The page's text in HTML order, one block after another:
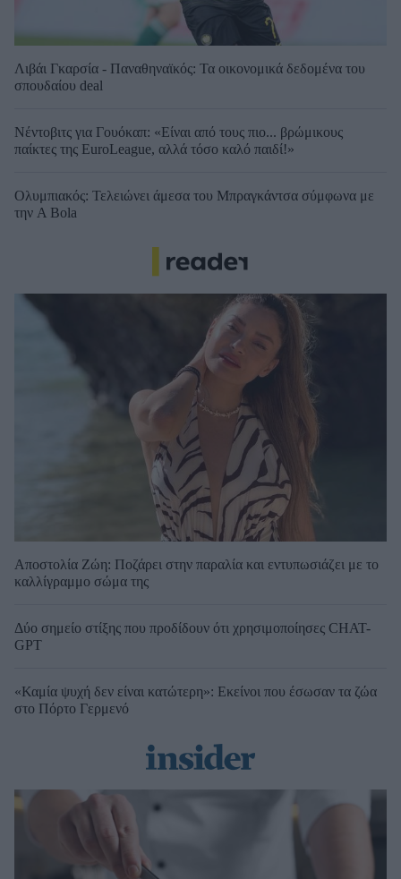
Λιβάι Γκαρσία - Παναθηναϊκός: Τα οικονομικά δεδομένα του
σπουδαίου deal
Νέντοβιτς για Γουόκαπ: «Είναι από τους πιο... βρώμικους
παίκτες της EuroLeague, αλλά τόσο καλό παιδί!»
Ολυμπιακός: Τελειώνει άμεσα του Μπραγκάντσα σύμφωνα με
την A Bola
Αποστολία Ζώη: Ποζάρει στην παραλία και εντυπωσιάζει με το
καλλίγραμμο σώμα της
Δύο σημείο στίξης που προδίδουν ότι χρησιμοποίησες CHAT-
GPT
«Καμία ψυχή δεν είναι κατώτερη»: Εκείνοι που έσωσαν τα ζώα
στο Πόρτο Γερμενό